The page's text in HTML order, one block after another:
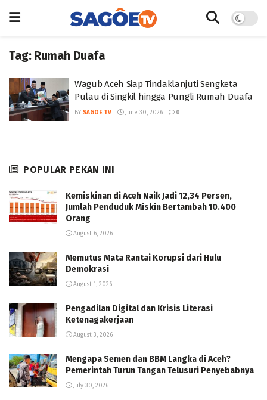
Tag: Rumah Duafa
Wagub Aceh Siap Tindaklanjuti Sengketa
Pulau di Singkil hingga Pungli Rumah Duafa
BY SAGOE TV June 30, 2026 0
POPULAR PEKAN INI
Kemiskinan di Aceh Naik Jadi 12,34 Persen,
Jumlah Penduduk Miskin Bertambah 10.400
Orang
August 6, 2026
Memutus Mata Rantai Korupsi dari Hulu
Demokrasi
August 1, 2026
Pengadilan Digital dan Krisis Literasi
Ketenagakerjaan
August 3, 2026
Mengapa Semen dan BBM Langka di Aceh?
Pemerintah Turun Tangan Telusuri Penyebabnya
July 30, 2026